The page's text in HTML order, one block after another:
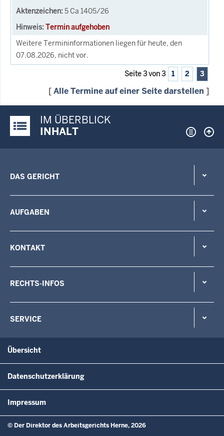
5 Ca 1405/26
Termin aufgehoben
Weitere Termininformationen liegen für heute, den
07.08.2026, nicht vor.
Seite 3 von 3 1 2 3
[Alle Termine auf einer Seite darstellen ]
Justiz-Portal im Überblick:
IM ÜBERBLICK
INHALT
DAS GERICHT
AUFGABEN
KONTAKT
RECHTS-INFOS
SERVICE
Übersicht
Datenschutzerklärung
Impressum
© Der Direktor des Arbeitsgerichts Herne, 2026